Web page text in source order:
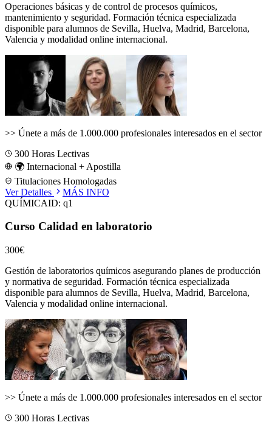
Operaciones básicas y de control de procesos químicos,
mantenimiento y seguridad. Formación técnica especializada
disponible para alumnos de Sevilla, Huelva, Madrid, Barcelona,
Valencia y modalidad online internacional.
>> Únete a más de 1.000.000 profesionales interesados en el sector
300 Horas Lectivas
🌍 Internacional + Apostilla
Titulaciones Homologadas
Ver Detalles
MÁS INFO
QUÍMICAID: q1
Curso Calidad en laboratorio
300€
Gestión de laboratorios químicos asegurando planes de producción
y normativa de seguridad. Formación técnica especializada
disponible para alumnos de Sevilla, Huelva, Madrid, Barcelona,
Valencia y modalidad online internacional.
>> Únete a más de 1.000.000 profesionales interesados en el sector
300 Horas Lectivas